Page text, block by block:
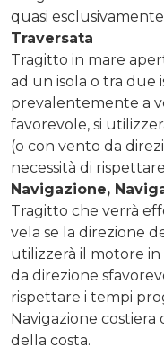
quasi
Traversata
Tragitto in mare
ad un isola o tra due
prevalentemente a
favorevole, si
(o con vento da
necessità di
Navigazione,
Tragitto che verrà
vela se la direzione
utilizzerà il motore in
da direzione
rispettare i tempi
Navigazione costiera
della costa.